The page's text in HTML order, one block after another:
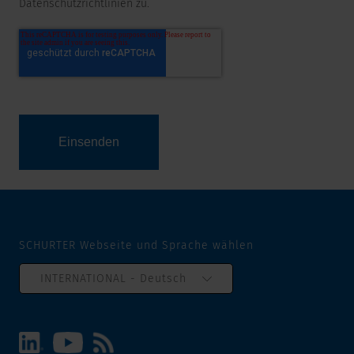
Datenschutzrichtlinien zu.
SCHURTER Webseite und Sprache wählen
INTERNATIONAL - Deutsch